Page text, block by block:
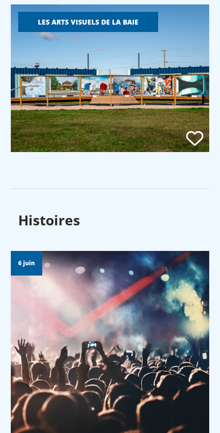
LES ARTS VISUELS DE LA BAIE
Histoires
6 juin